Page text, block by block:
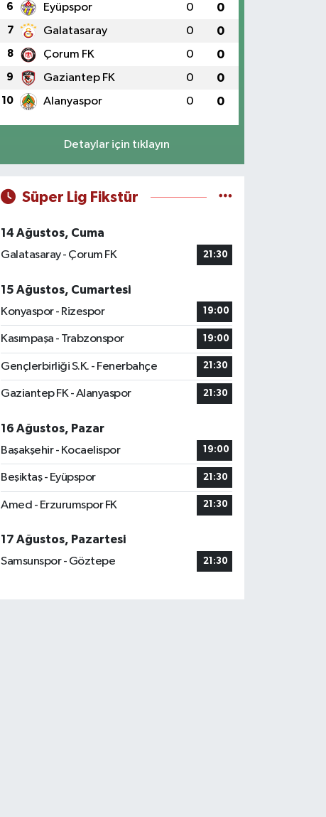
6 Eyüpspor 0 0
7 Galatasaray 0 0
8 Çorum FK 0 0
9 Gaziantep FK 0 0
10 Alanyaspor 0 0
Detaylar için tıklayın
Süper Lig Fikstür
14 Ağustos, Cuma
Galatasaray - Çorum FK
21:30
15 Ağustos, Cumartesi
Konyaspor - Rizespor
19:00
Kasımpaşa - Trabzonspor 19:00
Gençlerbirliği S.K. - Fenerbahçe 21:30
Gaziantep FK - Alanyaspor 21:30
16 Ağustos, Pazar
Başakşehir - Kocaelispor
19:00
Beşiktaş - Eyüpspor 21:30
Amed - Erzurumspor FK 21:30
17 Ağustos, Pazartesi
Samsunspor - Göztepe
21:30